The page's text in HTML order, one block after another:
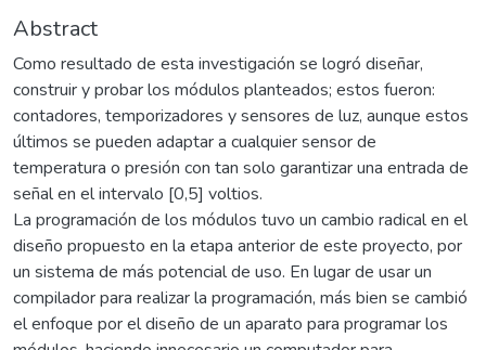
Abstract
Como resultado de esta investigación se logró diseñar,
construir y probar los módulos planteados; estos fueron:
contadores, temporizadores y sensores de luz, aunque estos
últimos se pueden adaptar a cualquier sensor de
temperatura o presión con tan solo garantizar una entrada de
señal en el intervalo [0,5] voltios.
La programación de los módulos tuvo un cambio radical en el
diseño propuesto en la etapa anterior de este proyecto, por
un sistema de más potencial de uso. En lugar de usar un
compilador para realizar la programación, más bien se cambió
el enfoque por el diseño de un aparato para programar los